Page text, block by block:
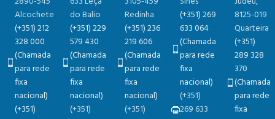
Alcochete
(+351) 212
328 000
(Chamada
para rede
fixa
nacional)
(+351)
do Balio
(+351) 229
579 430
(Chamada
para rede
fixa
nacional)
(+351)
Redinha
(+351) 236
219 606
(Chamada
para rede
fixa
nacional)
(+351)
(+351) 269
633 064
(Chamada
para rede
fixa
nacional)
(+351)
269 633
8125-019
Quarteira
(+351)
289 328
370
(Chamada
para rede
fixa